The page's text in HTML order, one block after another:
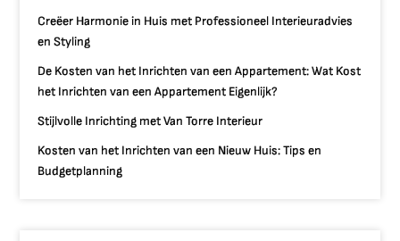
Creëer Harmonie in Huis met Professioneel Interieuradvies
en Styling
De Kosten van het Inrichten van een Appartement: Wat Kost
het Inrichten van een Appartement Eigenlijk?
Stijlvolle Inrichting met Van Torre Interieur
Kosten van het Inrichten van een Nieuw Huis: Tips en
Budgetplanning